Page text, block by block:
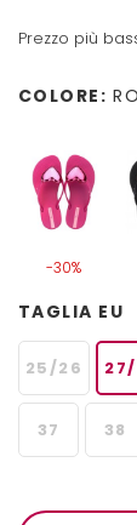
Prezzo più
COLORE:
-30%
TAGLIA EU
25/26
37 38